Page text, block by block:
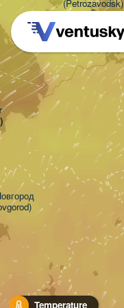
Temperature
(Petrozavodsk)